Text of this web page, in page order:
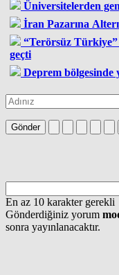
Üniversitelerden
İran Pazarına
“Terörsüz
geçti
Deprem bölgesinde
Gönder
En az 10 karakter gerekli
Gönderdiğiniz yorum
sonra yayınlanacaktır.